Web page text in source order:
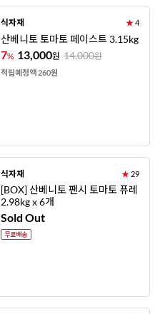
식자재 ★4
산베니토 토마토 페이스트 3.15kg
7% 13,000원 14,000원
적립예정액 260원
식자재 ★ 29
[BOX] 산베니토 팬시 토마토 퓨레
2.98kg x 6개
Sold Out